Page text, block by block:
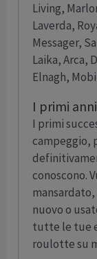
Living,
Laverda,
Messager,
Laika, Arca,
Elnagh,
I primi
I primi
campeggio,
conoscono.
nuovo o
tutte le tue
roulotte su